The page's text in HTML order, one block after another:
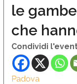
le
che
Condividi
Padova